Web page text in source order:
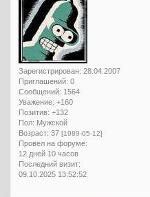
Зарегистрирован: 28.04.2007
Приглашений: 0
Сообщений: 1564
Уважение: +160
Позитив: +132
Пол: Мужской
Возраст: 37 [1989-05-12]
Провел на форуме:
12 дней 10 часов
Последний визит:
09.10.2025 13:52:52